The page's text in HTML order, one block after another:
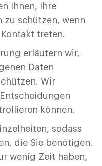
Ihnen, Ihre
zu schützen, wenn
treten.
erläutern wir,
Daten
Wir
können.
sodass
die Sie benötigen.
wenig Zeit haben,